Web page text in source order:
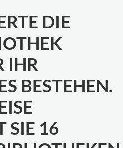
DIE
IHR
BESTEHEN.
SIE 16